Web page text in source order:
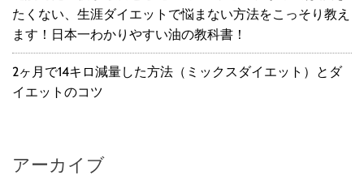
たくない、生涯ダイエットで悩まない方法をこっそり教え
ます！日本一わかりやすい油の教科書！
2ヶ月で14キロ減量した方法（ミックスダイエット）とダ
イエットのコツ
アーカイブ